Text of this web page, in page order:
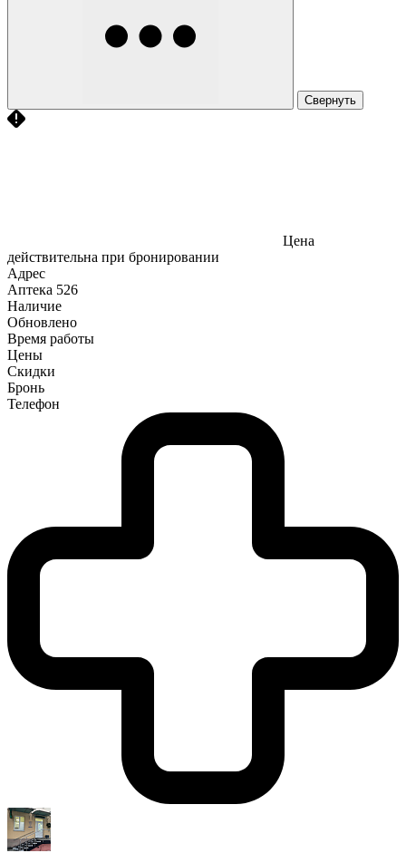
Свернуть
Цена
действительна при бронировании
Адрес
Аптека 526
Наличие
Обновлено
Время работы
Цены
Скидки
Бронь
Телефон